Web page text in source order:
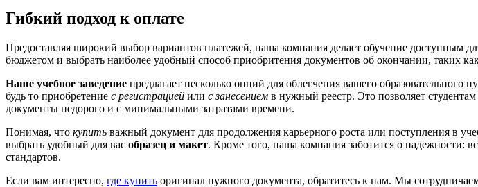
Гибкий подход к оплате
Предоставляя широкий выбор вариантов платежей, наша компания делает обучение доступным
бюджетом и выбрать наиболее удобный способ приобритения документов об окончании, таких
Наше учебное заведение предлагает несколько опций для облегчения вашего
будь то приобретение с регистрацией или с занесением в нужный реестр. Это позволяет
документы недорого и с минимальными затратами времени.
Понимая, что купить важный документ для продолжения карьерного роста или поступления в
выбрать удобный для вас образец и макет. Кроме того, наша компания заботится о надежности:
стандартов.
Если вам интересно, где купить оригинал нужного документа, обратитесь к нам. Мы